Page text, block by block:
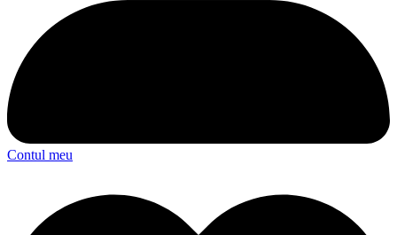
Contul meu